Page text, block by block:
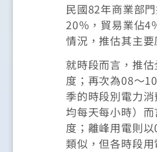
民國82年商業部
20％，貿易業佔4
情況，推估其主
就時段而言，推
度；再次為08～
季的時段別電力
均每天每小時）
度；離峰用電則
類似，但各時段